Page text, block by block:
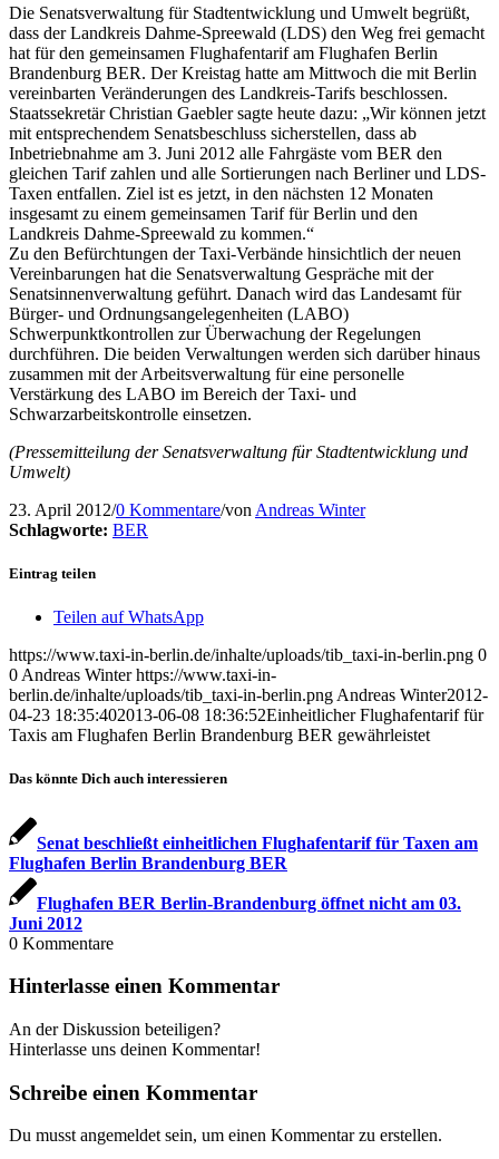
Die Senatsverwaltung für Stadtentwicklung und Umwelt begrüßt,
dass der Landkreis Dahme-Spreewald (LDS) den Weg frei gemacht
hat für den gemeinsamen Flughafentarif am Flughafen Berlin
Brandenburg BER. Der Kreistag hatte am Mittwoch die mit Berlin
vereinbarten Veränderungen des Landkreis-Tarifs beschlossen.
Staatssekretär Christian Gaebler sagte heute dazu: „Wir können jetzt
mit entsprechendem Senatsbeschluss sicherstellen, dass ab
Inbetriebnahme am 3. Juni 2012 alle Fahrgäste vom BER den
gleichen Tarif zahlen und alle Sortierungen nach Berliner und LDS-
Taxen entfallen. Ziel ist es jetzt, in den nächsten 12 Monaten
insgesamt zu einem gemeinsamen Tarif für Berlin und den
Landkreis Dahme-Spreewald zu kommen.“
Zu den Befürchtungen der Taxi-Verbände hinsichtlich der neuen
Vereinbarungen hat die Senatsverwaltung Gespräche mit der
Senatsinnenverwaltung geführt. Danach wird das Landesamt für
Bürger- und Ordnungsangelegenheiten (LABO)
Schwerpunktkontrollen zur Überwachung der Regelungen
durchführen. Die beiden Verwaltungen werden sich darüber hinaus
zusammen mit der Arbeitsverwaltung für eine personelle
Verstärkung des LABO im Bereich der Taxi- und
Schwarzarbeitskontrolle einsetzen.
(Pressemitteilung der Senatsverwaltung für Stadtentwicklung und
Umwelt)
23. April 2012/0 Kommentare/von Andreas Winter
Schlagworte: BER
Eintrag teilen
Teilen auf WhatsApp
https://www.taxi-in-berlin.de/inhalte/uploads/tib_taxi-in-berlin.png 0
0 Andreas Winter https://www.taxi-in-
berlin.de/inhalte/uploads/tib_taxi-in-berlin.png Andreas Winter2012-
04-23 18:35:402013-06-08 18:36:52Einheitlicher Flughafentarif für
Taxis am Flughafen Berlin Brandenburg BER gewährleistet
Das könnte Dich auch interessieren
Senat beschließt einheitlichen Flughafentarif für Taxen am
Flughafen Berlin Brandenburg BER
Flughafen BER Berlin-Brandenburg öffnet nicht am 03.
Juni 2012
0 Kommentare
Hinterlasse einen Kommentar
An der Diskussion beteiligen?
Hinterlasse uns deinen Kommentar!
Schreibe einen Kommentar
Du musst angemeldet sein, um einen Kommentar zu erstellen.